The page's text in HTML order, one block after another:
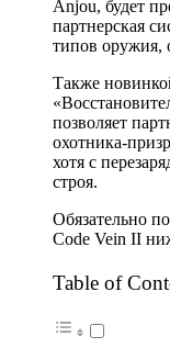
Anjou, будет
партнерская
типов оружия,
Также
позволяет
охотника-
хотя с
строя.
Обязательно
Code Vein II
Table of